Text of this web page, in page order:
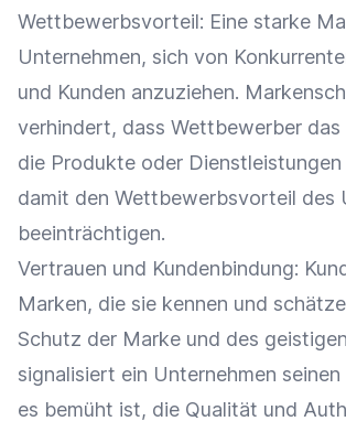
Wettbewerbsvorteil: Eine starke
Unternehmen, sich von
und Kunden anzuziehen.
verhindert, dass Wettbewerber das
die Produkte oder Dienstleistungen
damit den Wettbewerbsvorteil des
beeinträchtigen.
Vertrauen und Kundenbindung:
Marken, die sie kennen und
Schutz der Marke und des
signalisiert ein Unternehmen seinen
es bemüht ist, die Qualität und